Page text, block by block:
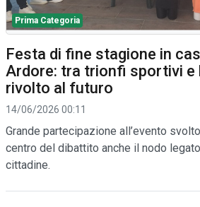
Prima Categoria
Festa di fine stagione in
Ardore: tra trionfi sportivi e
rivolto al futuro
14/06/2026 00:11
Grande partecipazione all’evento
centro del dibattito anche il nodo
cittadine.